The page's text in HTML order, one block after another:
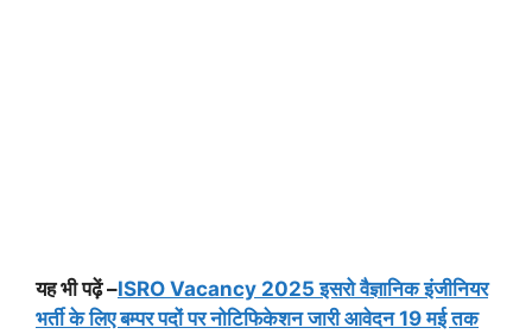
यह भी पढ़ें –ISRO Vacancy 2025 इसरो वैज्ञानिक इंजीनियर
भर्ती के लिए बम्पर पदों पर नोटिफिकेशन जारी आवेदन 19 मई तक